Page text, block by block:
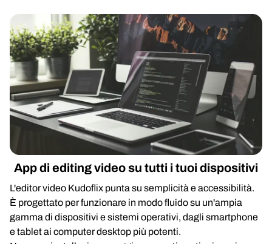
App di editing video su tutti i tuoi dispositivi
L'editor video Kudoflix punta su semplicità e accessibilità.
È progettato per funzionare in modo fluido su un'ampia
gamma di dispositivi e sistemi operativi, dagli smartphone
e tablet ai computer desktop più potenti.